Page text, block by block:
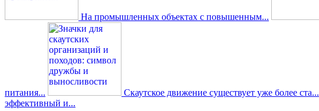
На промышленных объектах с повышенным...
питания... Скаутское движение существует уже более ста...
эффективный и...